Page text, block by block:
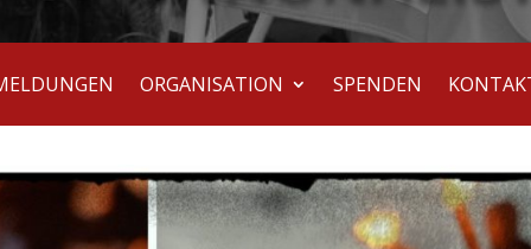
ORGANISATION SPENDEN